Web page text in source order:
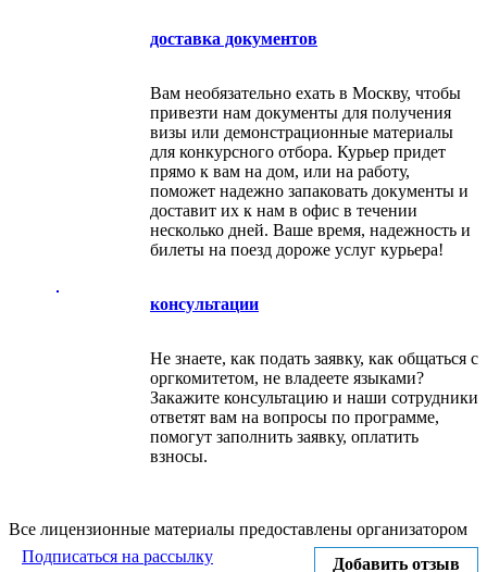
доставка документов
Вам необязательно ехать в Москву, чтобы
привезти нам документы для получения
визы или демонстрационные материалы
для конкурсного отбора. Курьер придет
прямо к вам на дом, или на работу,
поможет надежно запаковать документы и
доставит их к нам в офис в течении
несколько дней. Ваше время, надежность и
билеты на поезд дороже услуг курьера!
консультации
Не знаете, как подать заявку, как общаться с
оргкомитетом, не владеете языками?
Закажите консультацию и наши сотрудники
ответят вам на вопросы по программе,
помогут заполнить заявку, оплатить
взносы.
Все лицензионные материалы предоставлены организатором
Добавить отзыв
Подписаться на рассылку